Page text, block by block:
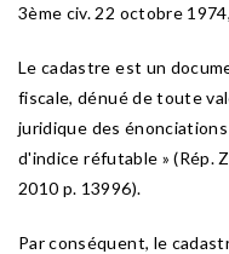
3ème civ. 22 octobre
Le cadastre est un
fiscale, dénué de toute
juridique des
d'indice réfutable » (Rép.
2010 p. 13996).
Par conséquent, le